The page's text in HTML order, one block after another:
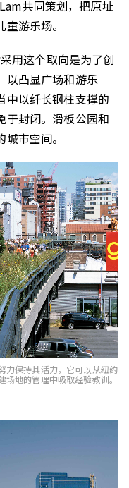
共同策划，把原址
游乐场。
用这个取向是为了创
以凸显广场和游乐
中以纤长钢柱支撑的
于封闭。滑板公园和
市空间。
力保持其活力，它可以从纽约
地的管理中吸取经验教训。